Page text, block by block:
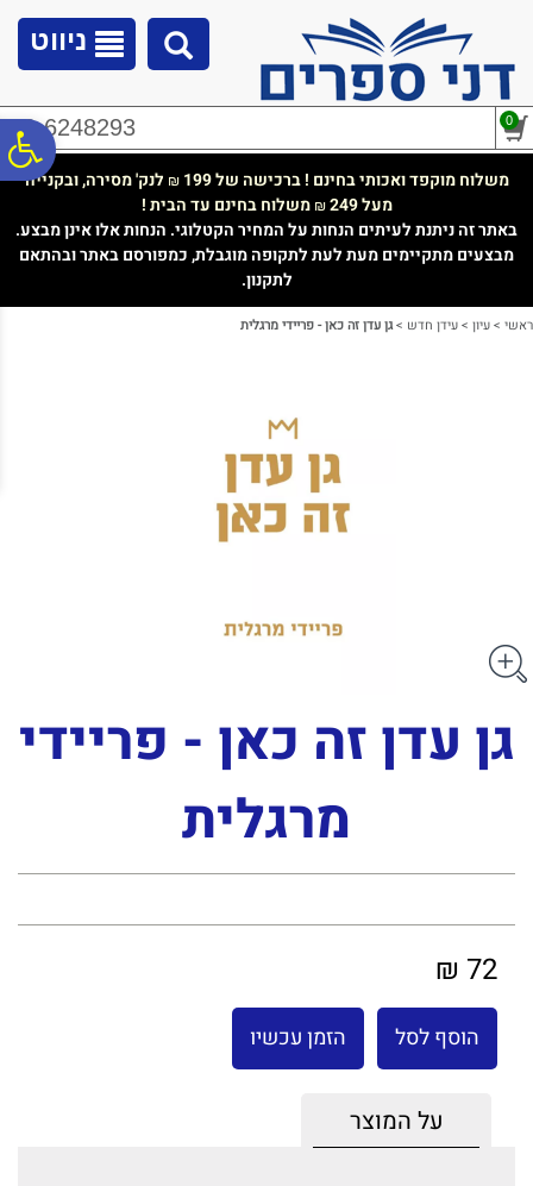
נגישות
ניווט
02-6248293 0
משלוח מוקפד ואכותי בחינם ! ברכישה של 199 ₪ לנק' מסירה, ובקנייה
מעל 249
₪משלוח בחינם עד הבית !
באתר זה ניתנת לעיתים הנחות על המחיר הקטלוגי. הנחות אלו אינן מבצע.
מבצעים מתקיימים מעת לעת לתקופה מוגבלת, כמפורסם באתר ובהתאם
לתקנון.
ראשי >עיון >עידן חדש >גן עדן זה כאן - פריידי מרגלית
גן עדן זה כאן - פריידי
מרגלית
72 ₪
הוסף לסל הזמן עכשיו
על המוצר